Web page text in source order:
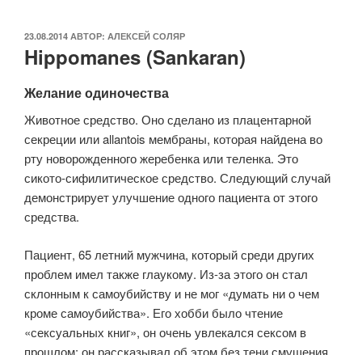
ОПУБЛИКОВАНО
23.08.2014 АВТОР: АЛЕКСЕЙ СОЛЯР
Hippomanes (Sankaran)
Желание одиночества
Животное средство. Оно сделано из плацентарной
секреции или allantois мембраны, которая найдена во
рту новорожденного жеребенка или теленка. Это
сикото-сифилитическое средство. Следующий случай
демонстрирует улучшение одного пациента от этого
средства.
Пациент, 65 летний мужчина, который среди других
проблем имел также глаукому. Из-за этого он стал
склонным к самоубийству и не мог «думать ни о чем
кроме самоубийства». Его хобби было чтение
«сексуальных книг», он очень увлекался сексом в
прошлом; он рассказывал об этом без тени смущения.